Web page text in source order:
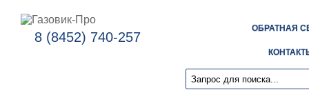
8 (8452) 740-257
ОБРАТНАЯ